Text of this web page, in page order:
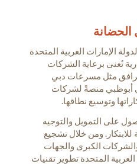
الحضانة
الإمارات العربية المتحدة
تُعنى برعاية الشركات
مرافق مثل مسرعات دبي
أبوظبي منصةً لشركات
وتوسيع نطاقها.
على التمويل والتوجيه
للابتكار. ومن خلال تشجيع
الكبرى والجهات
المتحدة تطوير تقنيات